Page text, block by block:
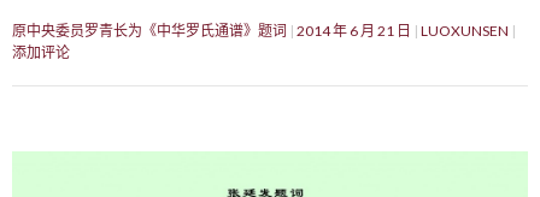
原中央委员罗青长为《中华罗氏通谱》题词 2014 年 6 月 21 日
LUOXUNSEN
添加评论